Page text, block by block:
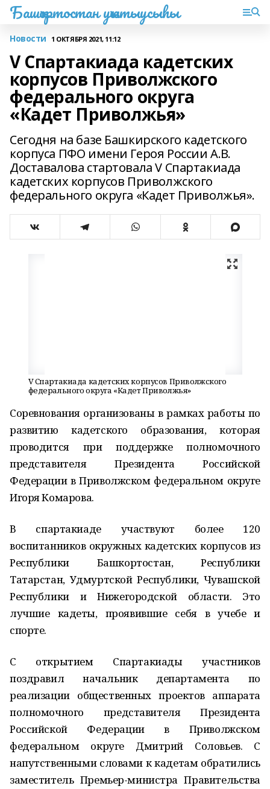
Башҡортостан уҡытыусыһы
Новости 1 ОКТЯБРЯ 2021, 11:12
V Спартакиада кадетских
корпусов Приволжского
федерального округа
«Кадет Приволжья»
Сегодня на базе Башкирского кадетского
корпуса ПФО имени Героя России А.В.
Доставалова стартовала V Спартакиада
кадетских корпусов Приволжского
федерального округа «Кадет Приволжья».
V Спартакиада кадетских корпусов Приволжского
федерального округа «Кадет Приволжья»
Соревнования организованы в рамках работы по
развитию кадетского образования, которая
проводится при поддержке полномочного
представителя Президента Российской
Федерации в Приволжском федеральном округе
Игоря Комарова.
В спартакиаде участвуют более 120
воспитанников окружных кадетских корпусов из
Республики Башкортостан, Республики
Татарстан, Удмуртской Республики, Чувашской
Республики и Нижегородской области. Это
лучшие кадеты, проявившие себя в учебе и
спорте.
С открытием Спартакиады участников
поздравил начальник департамента по
реализации общественных проектов аппарата
полномочного представителя Президента
Российской Федерации в Приволжском
федеральном округе Дмитрий Соловьев. С
напутственными словами к кадетам обратились
заместитель Премьер-министра Правительства